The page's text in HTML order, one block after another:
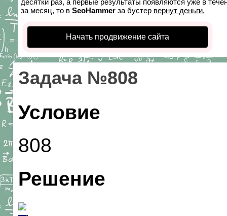
десятки раз, а первые результаты появляются уже в
за месяц, то в SeoHammer за бустер вернут деньги.
Начать продвижение сайта
Задача №808
Условие
808
Решение